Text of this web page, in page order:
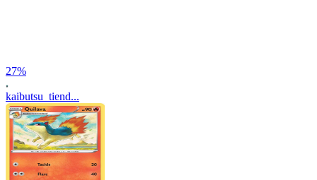
27%
kaibutsu_tiend...